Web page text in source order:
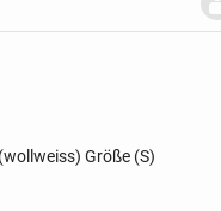
Größe (S)